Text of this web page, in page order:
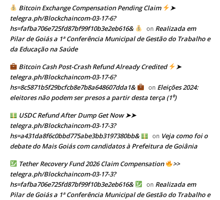
Bitcoin Exchange Compensation Pending Claim
➤
telegra.ph/Blockchaincom-03-17-6?
hs=fafba706e725fd87bf99f10b3e2eb616&
on Realizada em
Pilar de Goiás a 1ª Conferência Municipal de Gestão do Trabalho e
da Educação na Saúde
Bitcoin Cash Post-Crash Refund Already Credited
➤
telegra.ph/Blockchaincom-03-17-6?
hs=8c5871b5f29bcfcb8e7b8a648607dda1&
on Eleições 2024:
eleitores não podem ser presos a partir desta terça (1⁰)
USDC Refund After Dump Get Now ➤➤
telegra.ph/Blockchaincom-03-17-3?
hs=a431da8f6c0bbd775abe3bb3197380bb&
on Veja como foi o
debate do Mais Goiás com candidatos à Prefeitura de Goiânia
Tether Recovery Fund 2026 Claim Compensation
>>
telegra.ph/Blockchaincom-03-17-3?
hs=fafba706e725fd87bf99f10b3e2eb616&
on Realizada em
Pilar de Goiás a 1ª Conferência Municipal de Gestão do Trabalho e